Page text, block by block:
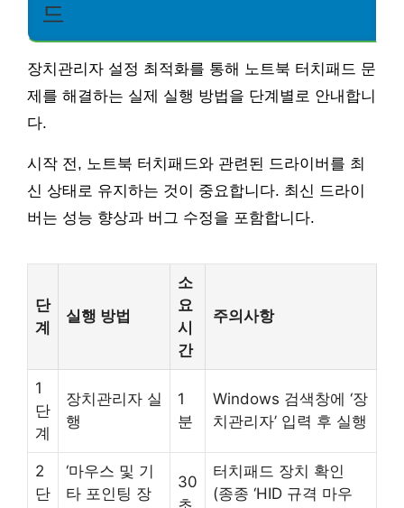
드
장치관리자 설정 최적화를 통해 노트북 터치패드 문
제를 해결하는 실제 실행 방법을 단계별로 안내합니
다.
시작 전, 노트북 터치패드와 관련된 드라이버를 최
신 상태로 유지하는 것이 중요합니다. 최신 드라이
버는 성능 향상과 버그 수정을 포함합니다.
단
계
실행 방법
소
요
시
간
주의사항
1
단
계
장치관리자 실
행
1
분
Windows 검색창에 ‘장
치관리자’ 입력 후 실행
2
단
‘마우스 및 기
타 포인팅 장
30
터치패드 장치 확인
(종종 ‘HID 규격 마우